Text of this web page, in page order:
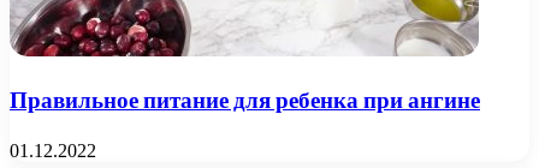
Правильное питание для ребенка при ангине
01.12.2022